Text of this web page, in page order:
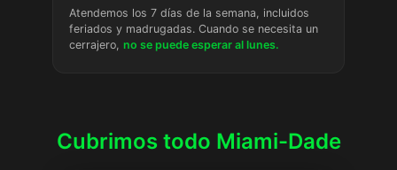
Atendemos los 7 días de la semana, incluidos
feriados y madrugadas. Cuando se necesita un
cerrajero, no se puede esperar al lunes.
Cubrimos todo Miami-Dade